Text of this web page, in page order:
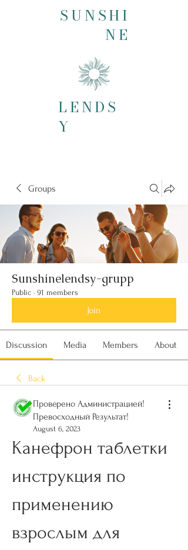
SUNSHI
NE
LENDS
Y
Groups
Sunshinelendsy-grupp
Public · 91 members
Join
Discussion Media Members About
Back
Проверено Администрацией!
Превосходный Результат!
August 6, 2023
Канефрон таблетки
инструкция по
применению
взрослым для